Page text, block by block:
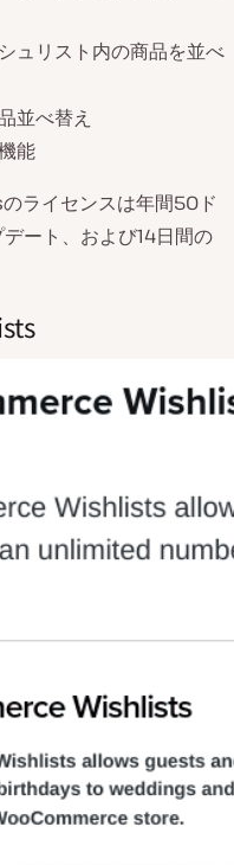
ュリスト内の商品を並べ
並べ替え
能
ライセンスは年間50ド
ート、および14日間の